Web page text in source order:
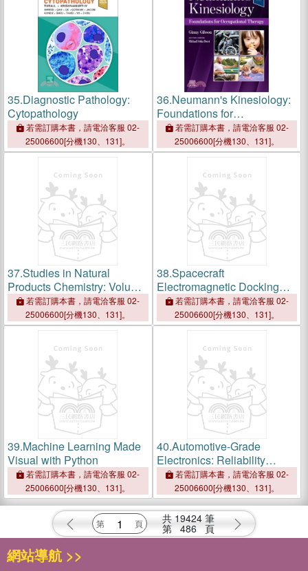
35.Diagnostic Pathology:
Cytopathology
若需訂購本書，請電洽客服 02-
25006600[分機130、131]。
36.Neumann's Kinesiology:
Foundations for
Occupational Therapy:
Foundations for
Occupational Therapy
若需訂購本書，請電洽客服 02-
25006600[分機130、131]。
37.Studies in Natural
Products Chemistry: Volume
91 若需訂購本書，請電洽客服 02-
25006600[分機130、131]。
38.Spacecraft
Electromagnetic Docking
and Separation
若需訂購本書，請電洽客服 02-
25006600[分機130、131]。
39.Machine Learning Made
Visual with Python
若需訂購本書，請電洽客服 02-
25006600[分機130、131]。
40.Automotive-Grade
Electronics: Reliability
Design Theory,
Development Process, and
Full Lifetime Management
若需訂購本書，請電洽客服 02-
25006600[分機130、131]。
共 19424 筆
第 486 頁
網站導航 >>